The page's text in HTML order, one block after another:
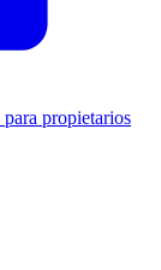
propietarios